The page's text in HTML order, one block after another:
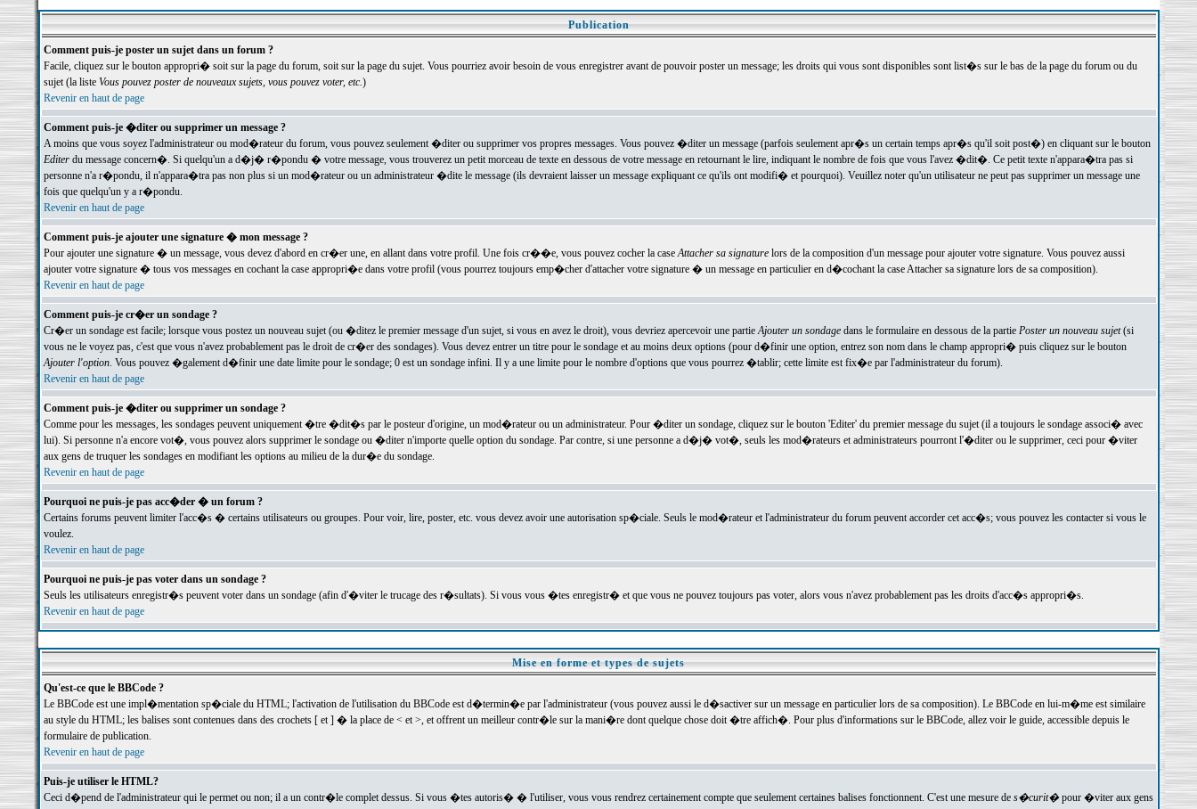
Publication
Comment puis-je poster un sujet dans un forum ?
Facile, cliquez sur le bouton appropri� soit sur la page du forum, soit sur la page du sujet. Vous pourriez avoir besoin de vous enregistrer avant de pouvoir poster un message; les droits qui vous sont disponibles sont list�s sur le bas de la page du forum ou du
sujet (la liste Vous pouvez poster de nouveaux sujets, vous pouvez voter, etc.)
Revenir en haut de page
Comment puis-je �diter ou supprimer un message ?
A moins que vous soyez l'administrateur ou mod�rateur du forum, vous pouvez seulement �diter ou supprimer vos propres messages. Vous pouvez �diter un message (parfois seulement apr�s un certain temps apr�s qu'il soit post�) en cliquant sur le bouton
Editerdu message concern�. Si quelqu'un a d�j� r�pondu � votre message, vous trouverez un petit morceau de texte en dessous de votre message en retournant le lire, indiquant le nombre de fois que vous l'avez �dit�. Ce petit texte n'appara�tra pas si
personne n'a r�pondu, il n'appara�tra pas non plus si un mod�rateur ou un administrateur �dite le message (ils devraient laisser un message expliquant ce qu'ils ont modifi� et pourquoi). Veuillez noter qu'un utilisateur ne peut pas supprimer un message une
fois que quelqu'un y a r�pondu.
Revenir en haut de page
Comment puis-je ajouter une signature � mon message ?
Pour ajouter une signature � un message, vous devez d'abord en cr�er une, en allant dans votre profil. Une fois cr��e, vous pouvez cocher la caseAttacher sa signaturelors de la composition d'un message pour ajouter votre signature. Vous pouvez aussi
ajouter votre signature � tous vos messages en cochant la case appropri�e dans votre profil (vous pourrez toujours emp�cher d'attacher votre signature � un message en particulier en d�cochant la case Attacher sa signature lors de sa composition).
Revenir en haut de page
Comment puis-je cr�er un sondage ?
Cr�er un sondage est facile; lorsque vous postez un nouveau sujet (ou �ditez le premier message d'un sujet, si vous en avez le droit), vous devriez apercevoir une partieAjouter un sondagedans le formulaire en dessous de la partie Poster un nouveau sujet(si
vous ne le voyez pas, c'est que vous n'avez probablement pas le droit de cr�er des sondages). Vous devez entrer un titre pour le sondage et au moins deux options (pour d�finir une option, entrez son nom dans le champ appropri� puis cliquez sur le bouton
Ajouter l'option. Vous pouvez �galement d�finir une date limite pour le sondage; 0 est un sondage infini. Il y a une limite pour le nombre d'options que vous pourrez �tablir; cette limite est fix�e par l'administrateur du forum).
Revenir en haut de page
Comment puis-je �diter ou supprimer un sondage ?
Comme pour les messages, les sondages peuvent uniquement �tre �dit�s par le posteur d'origine, un mod�rateur ou un administrateur. Pour �diter un sondage, cliquez sur le bouton 'Editer' du premier message du sujet (il a toujours le sondage associ� avec
lui). Si personne n'a encore vot�, vous pouvez alors supprimer le sondage ou �diter n'importe quelle option du sondage. Par contre, si une personne a d�j� vot�, seuls les mod�rateurs et administrateurs pourront l'�diter ou le supprimer, ceci pour �viter
aux gens de truquer les sondages en modifiant les options au milieu de la dur�e du sondage.
Revenir en haut de page
Pourquoi ne puis-je pas acc�der � un forum ?
Certains forums peuvent limiter l'acc�s � certains utilisateurs ou groupes. Pour voir, lire, poster, etc. vous devez avoir une autorisation sp�ciale. Seuls le mod�rateur et l'administrateur du forum peuvent accorder cet acc�s; vous pouvez les contacter si vous le
voulez.
Revenir en haut de page
Pourquoi ne puis-je pas voter dans un sondage ?
Seuls les utilisateurs enregistr�s peuvent voter dans un sondage (afin d'�viter le trucage des r�sultats). Si vous vous �tes enregistr� et que vous ne pouvez toujours pas voter, alors vous n'avez probablement pas les droits d'acc�s appropri�s.
Revenir en haut de page
Mise en forme et types de sujets
Qu'est-ce que le BBCode ?
Le BBCode est une impl�mentation sp�ciale du HTML; l'activation de l'utilisation du BBCode est d�termin�e par l'administrateur (vous pouvez aussi le d�sactiver sur un message en particulier lors de sa composition). Le BBCode en lui-m�me est similaire
au style du HTML; les balises sont contenues dans des crochets [ et ] � la place de < et >, et offrent un meilleur contr�le sur la mani�re dont quelque chose doit �tre affich�. Pour plus d'informations sur le BBCode, allez voir le guide, accessible depuis le
formulaire de publication.
Revenir en haut de page
Puis-je utiliser le HTML?
Ceci d�pend de l'administrateur qui le permet ou non; il a un contr�le complet dessus. Si vous �tes autoris� � l'utiliser, vous vous rendrez certainement compte que seulement certaines balises fonctionnent. C'est une mesure de s�curit�pour �viter aux gens